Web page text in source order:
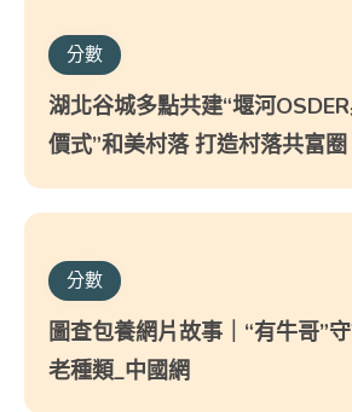
分數
湖北谷城多點共建“堰河
價式”和美村落 打造村落共富圈
分數
圖查包養網片故事｜“有牛哥”
老種類_中國網